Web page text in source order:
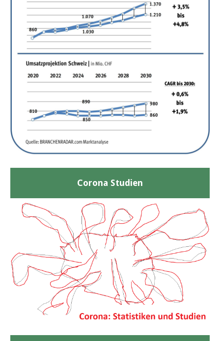
Corona Studien